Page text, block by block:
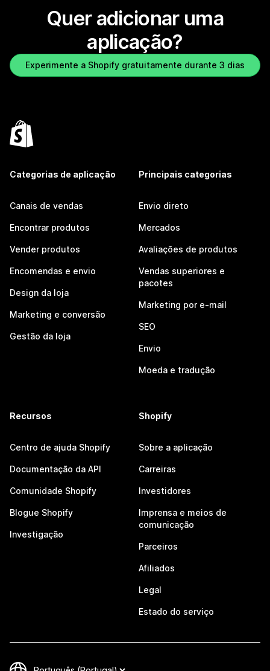
Quer adicionar uma
aplicação?
Experimente a Shopify gratuitamente durante 3 dias
Categorias de aplicação
Canais de vendas
Encontrar produtos
Vender produtos
Encomendas e envio
Design da loja
Marketing e conversão
Gestão da loja
Principais categorias
Envio direto
Mercados
Avaliações de produtos
Vendas superiores e
pacotes
Marketing por e-mail
SEO
Envio
Moeda e tradução
Recursos
Centro de ajuda Shopify
Documentação da API
Comunidade Shopify
Blogue Shopify
Investigação
Shopify
Sobre a aplicação
Carreiras
Investidores
Imprensa e meios de
comunicação
Parceiros
Afiliados
Legal
Estado do serviço